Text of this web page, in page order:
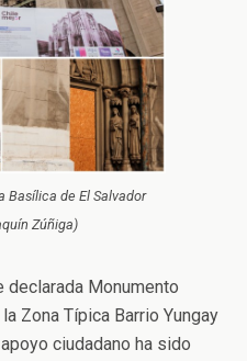
Basílica de El Salvador
Zúñiga)
declarada Monumento
Zona Típica Barrio Yungay
ciudadano ha sido